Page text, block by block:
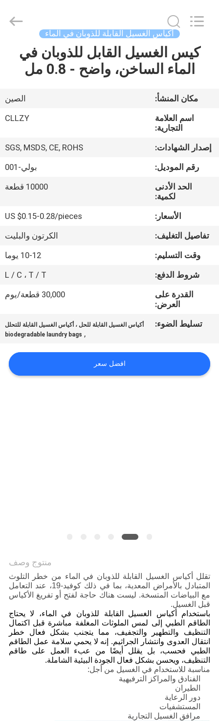
المنزل
حولنا
جولة
المصنع
مراقبة
الجودة
أخبار
اطلب
اقتباس
الموقع
Macromolecule
Materials
Reserved.
أكياس الغسيل القابلة للذوبان في الماء
كيس الغسيل القابل للذوبان في
الماء الساخن، واضح - 0.8 مل
مكان المنشأ:
الصين
اسم العلامة
التجارية:
CLLZY
إصدار الشهادات:
SGS, MSDS, CE, ROHS
رقم الموديل:
بولي-001
الحد الأدنى
لكمية:
10000 قطعة
الأسعار:
US $0.15-0.28/pieces
تفاصيل التغليف:
الكرتون والبليت
وقت التسليم:
10-12 يوما
شروط الدفع:
L / C ، T / T
القدرة على
العرض:
30,000 قطعة/يوم
تسليط الضوء: أكياس الغسيل القابلة للحل ، أكياس الغسيل القابلة للتحلل
,
biodegradable laundry bags
افضل سعر
منتوج وصف
تقلل أكياس الغسيل القابلة للذوبان في الماء من خطر التلوث
المتبادل بالأمراض المعدية، بما في ذلك كوفيد-19، عند التعامل
مع البياضات المتسخة. ليست هناك حاجة لفتح أو تفريغ الأكياس
قبل الغسيل.
باستخدام أكياس الغسيل القابلة للذوبان في الماء، لا يحتاج
الطاقم الطبي إلى لمس الملوثات المغلفة مباشرة قبل اكتمال
التنظيف والتطهير والتجفيف، مما يتجنب بشكل فعال خطر
انتقال العدوى وانتشار الجراثيم. إنه لا يحمي سلامة عمل الطاقم
الطبي فحسب، بل يقلل أيضًا من عبء العمل على طاقم
التنظيف، ويحسن بشكل فعال الجودة البيئية الشاملة.
مناسبة للاستخدام في الغسيل من أجل:
الفنادق والمراكز الترفيهية
الطيران
دور الرعاية
المستشفيات
مرافق الغسيل التجارية